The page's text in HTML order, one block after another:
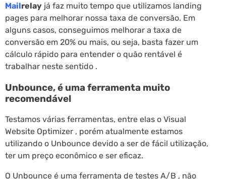
Mailrelay já faz muito tempo que utilizamos landing
pages para melhorar nossa taxa de conversão. Em
alguns casos, conseguimos melhorar a taxa de
conversão em 20% ou mais, ou seja, basta fazer um
cálculo rápido para entender o quão rentável é
trabalhar neste sentido .
Unbounce, é uma ferramenta muito
recomendável
Testamos várias ferramentas, entre elas o Visual
Website Optimizer , porém atualmente estamos
utilizando o Unbounce devido a ser de fácil utilização,
ter um preço econômico e ser eficaz.
O Unbounce é uma ferramenta de testes A/B , não